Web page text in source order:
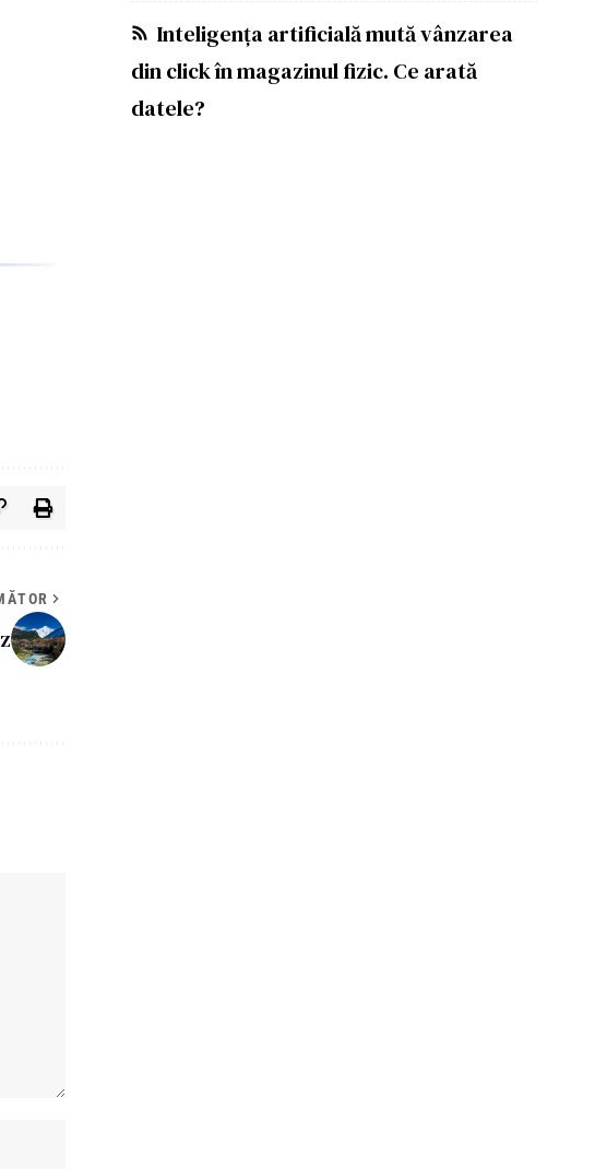
Inteligența artificială mută vânzarea
din click în magazinul fizic. Ce arată
datele?